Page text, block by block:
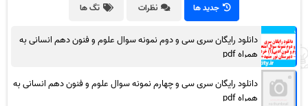
جدید ها نظرات تگ ها
دانلود رایگان سری سی و دوم نمونه سوال علوم و فنون دهم انسانی به
همراه pdf
دانلود رایگان سری سی و چهارم نمونه سوال علوم و فنون دهم انسانی به
همراه pdf